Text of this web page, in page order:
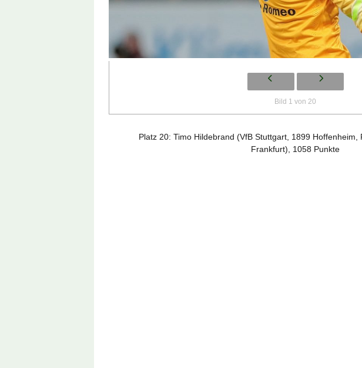
Bild 1 von 20
Platz 20: Timo Hildebrand (VfB Stuttgart, 1899 Hoffenheim,
Frankfurt), 1058 Punkte